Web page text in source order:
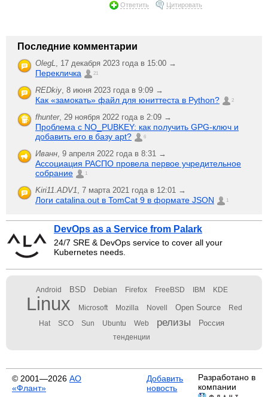
Ответить Цитировать
Последние комментарии
OlegL 17 декабря 2023 года в 15:00 →
Перекличка 21
REDkiy 8 июня 2023 года в 9:09 →
Как «замокать» файл для юниттеста в Python? 2
fhunter, 29 ноября 2022 года в 2:09 →
Проблема с NO_PUBKEY: как получить GPG-ключ и
добавить его в базу apt?
6
Иванн 9 апреля 2022 года в 8:31 →
Ассоциация РАСПО провела первое учредительное
собрание
1
Kiri11.ADV1 7 марта 2021 года в 12:01 →
Логи catalina.out в TomCat 9 в формате JSON 1
DevOps as a Service from Palark
24/7 SRE & DevOps service to cover all your
Kubernetes needs.
Android BSD Debian Firefox FreeBSD IBM KDE
Linux Microsoft Mozilla Novell Open Source Red
Hat SCO Sun Ubuntu Web релизы Россия
тенденции
© 2001—2026 АО
«Флант»
Добавить
новость
Разработано в
компании